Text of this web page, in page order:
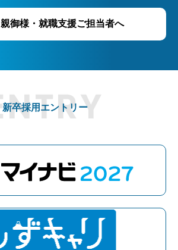
親御様・就職支援ご担当者へ
新卒採用エントリー